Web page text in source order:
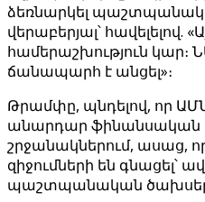
ձեռնարկել
վերաբերյալ՝ հավելելով.
համերաշխություն կար։
ճանապարհ է անցել»։
Թրամփը, պնդելով, որ
անարդար ֆինանսական
շրջանակներում, ասաց,
զիջումների են գնացել՝
պաշտպանական